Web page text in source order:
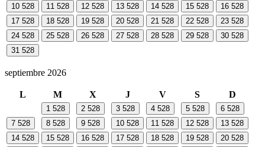
10 528 11 528 12 528 13 528 14 528 15 528 16 528
17 528 18 528 19 528 20 528 21 528 22 528 23 528
24 528 25 528 26 528 27 528 28 528 29 528 30 528
31 528
septiembre 2026
L M X J V S D
1 528 2 528 3 528 4 528 5 528 6 528
7 528 8 528 9 528 10 528 11 528 12 528 13 528
14 528 15 528 16 528 17 528 18 528 19 528 20 528